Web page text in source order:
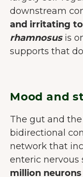
downstream
and irritating
rhamnosusis
supports that
Mood and
The gut and
bidirectional
network that
enteric nervous
million